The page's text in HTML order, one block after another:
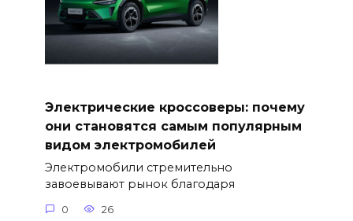
Электрические кроссоверы: почему
они становятся самым популярным
видом электромобилей
Электромобили стремительно
завоевывают рынок благодаря
0 26